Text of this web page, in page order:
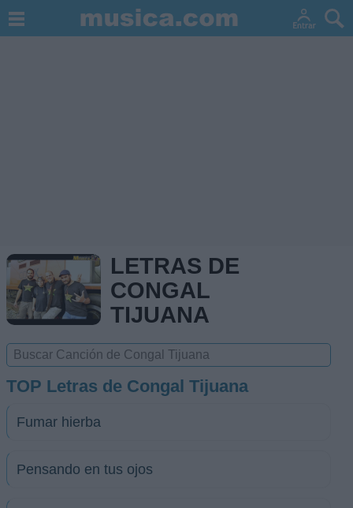
LETRAS DE
CONGAL
TIJUANA
TOP Letras de Congal Tijuana
Fumar hierba
Pensando en tus ojos